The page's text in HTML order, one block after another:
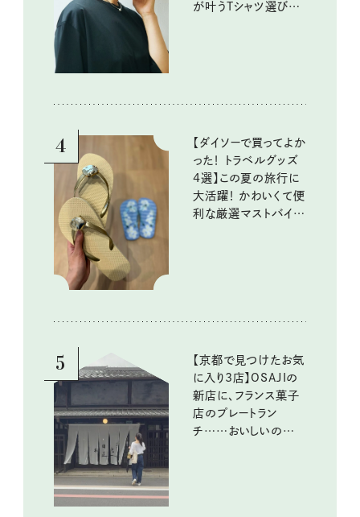
が叶うTシャツ選びの
4
【ダイソーで買ってよか
った！ トラベルグッズ
4選】この夏の旅行に
大活躍！ かわいくて便
利な厳選マストバイア
5
【京都で見つけたお気
に入り3店】OSAJIの
新店に、フランス菓子
店のプレートラン
チ……おいしいのんび